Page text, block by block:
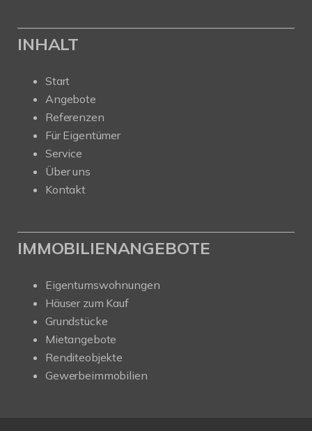
INHALT
Start
Angebote
Referenzen
Für Eigentümer
Service
Über uns
Kontakt
IMMOBILIENANGEBOTE
Eigentumswohnungen
Häuser zum Kauf
Grundstücke
Mietangebote
Renditeobjekte
Gewerbeimmobilien